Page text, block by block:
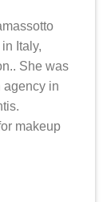
Italy,
She was
agency in
makeup